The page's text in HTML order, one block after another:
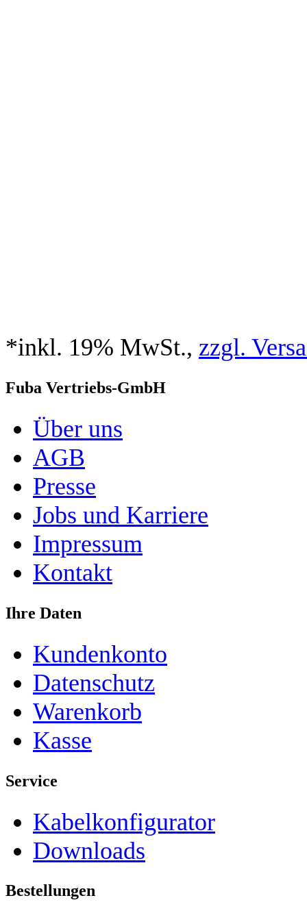
*inkl. 19% MwSt., zzgl.
Fuba Vertriebs-GmbH
Über uns
AGB
Presse
Jobs und Karriere
Impressum
Kontakt
Ihre Daten
Kundenkonto
Datenschutz
Warenkorb
Kasse
Service
Kabelkonfigurator
Downloads
Bestellungen